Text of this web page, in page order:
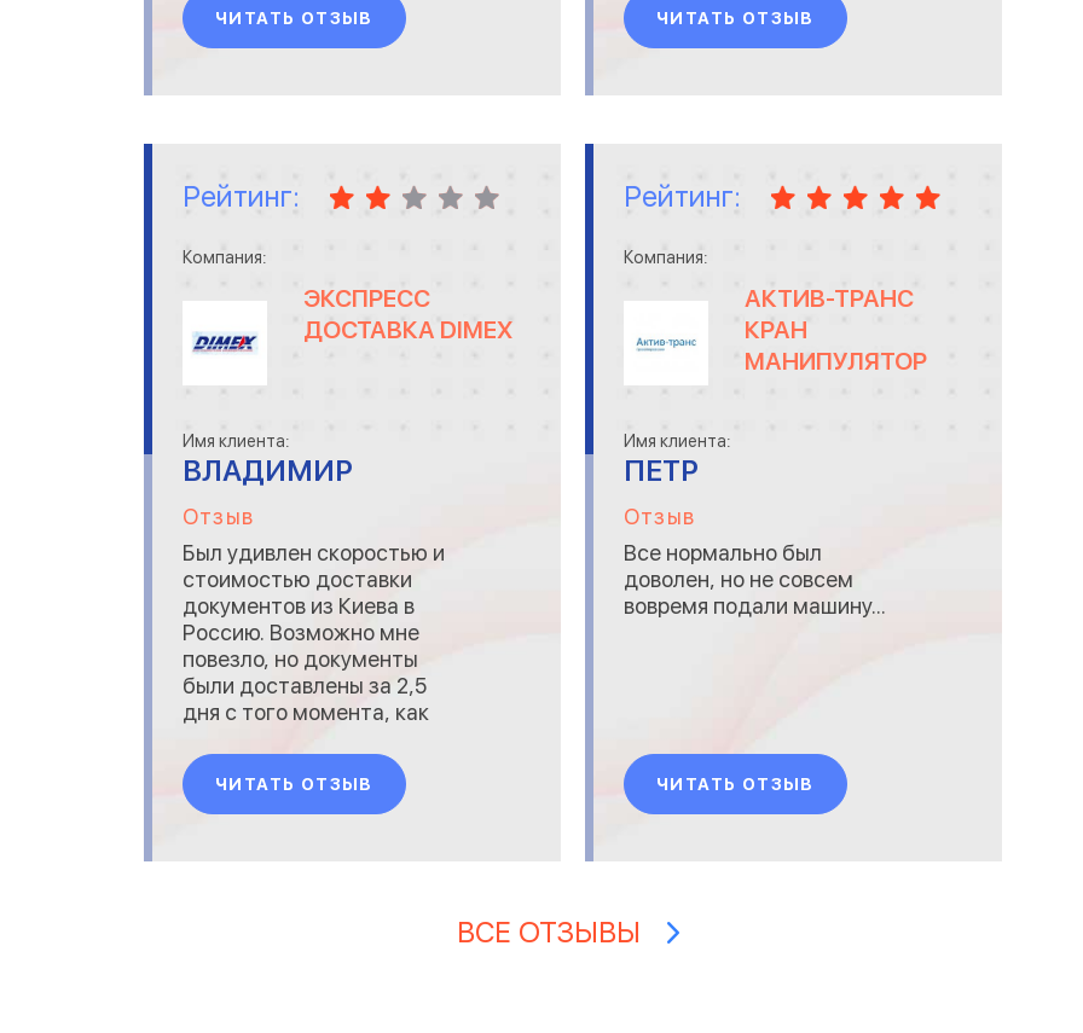
ЧИТАТЬ ОТЗЫВ ЧИТАТЬ ОТЗЫВ
Рейтинг:
Компания:
ЭКСПРЕСС
ДОСТАВКА DIMEX
Имя клиента:
ВЛАДИМИР
Отзыв
Был удивлен скоростью и
стоимостью доставки
документов из Киева в
Россию. Возможно мне
повезло, но документы
были доставлены за 2,5
дня с того момента, как
Всего за 230 грн. Курьер
забирать документы
приехал через три часа
ЧИТАТЬ ОТЗЫВ
Рейтинг:
Компания:
АКТИВ-ТРАНС
КРАН
МАНИПУЛЯТОР
Имя клиента:
ПЕТР
Отзыв
Все нормально был
доволен, но не совсем
вовремя подали машину...
ЧИТАТЬ ОТЗЫВ
ВСЕ ОТЗЫВЫ